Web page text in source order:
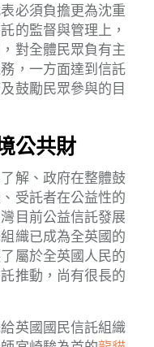
必須負擔更為沈重
的監督與管理上，
對全體民眾負有主
，一方面達到信託
鼓勵民眾參與的目
公共財
解、政府在整體鼓
受託者在公益性的
目前公益信託發展
織已成為全英國的
屬於全英國人民的
推動，尚有很長的
英國國民信託組織